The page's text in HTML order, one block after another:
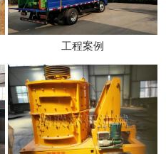
工程案例